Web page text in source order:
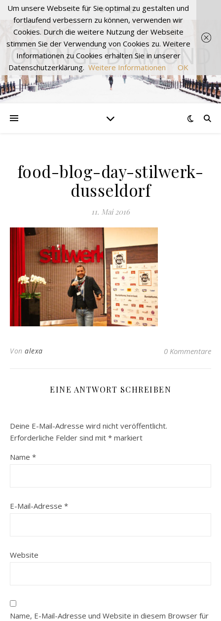
ORANGE DIAMOND
food-blog-day-stilwerk-
dusseldorf
11. Mai 2016
Von alexa 0 Kommentare
EINE ANTWORT SCHREIBEN
Deine E-Mail-Adresse wird nicht veröffentlicht.
Erforderliche Felder sind mit * markiert
Name *
E-Mail-Adresse *
Website
Name, E-Mail-Adresse und Website in diesem Browser für
Um unsere Webseite für Sie optimal zu gestalten und
fortlaufend verbessern zu können, verwenden wir
Cookies. Durch die weitere Nutzung der Webseite
stimmen Sie der Verwendung von Cookies zu. Weitere
Informationen zu Cookies erhalten Sie in unserer
Datenschutzerklärung. Weitere Informationen OK